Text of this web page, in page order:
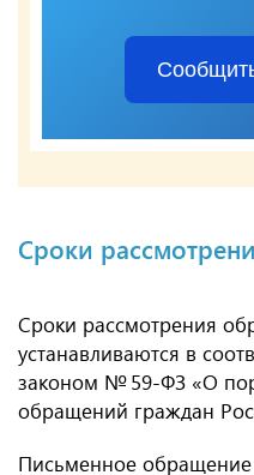
Сроки
Сроки рассмотрения
устанавливаются в
законом № 59-ФЗ «О
обращений граждан
Письменное